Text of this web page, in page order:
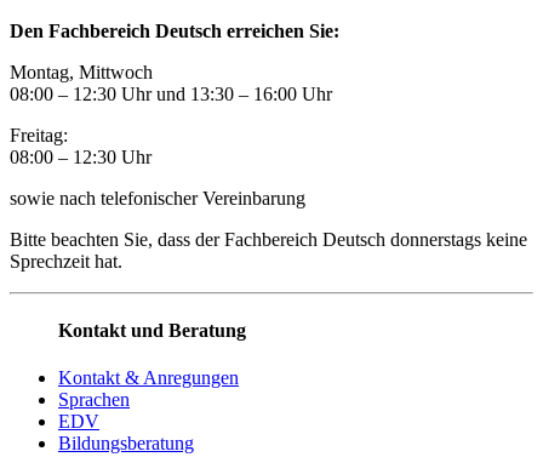
Den Fachbereich Deutsch erreichen Sie:
Montag, Mittwoch
08:00 – 12:30 Uhr und 13:30 – 16:00 Uhr
Freitag:
08:00 – 12:30 Uhr
sowie nach telefonischer Vereinbarung
Bitte beachten Sie, dass der Fachbereich Deutsch donnerstags keine
Sprechzeit hat.
Kontakt und Beratung
Kontakt & Anregungen
Sprachen
EDV
Bildungsberatung